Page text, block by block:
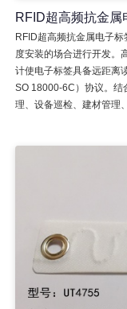
RFID超高频抗金
RFID超高频抗金属电子
度安装的场合进行开发。
计使电子标签具备远距离
SO 18000-6C）协议。结
理、设备巡检、建材管理